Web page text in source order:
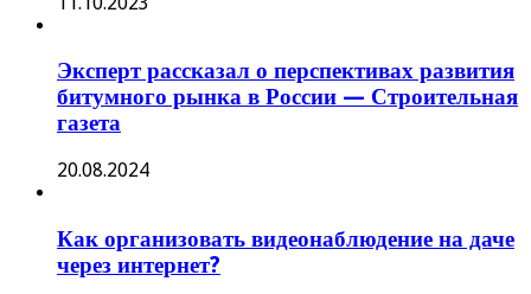
Эксперт рассказал о перспективах развития
битумного рынка в России — Строительная
газета
20.08.2024
Как организовать видеонаблюдение на даче
через интернет?